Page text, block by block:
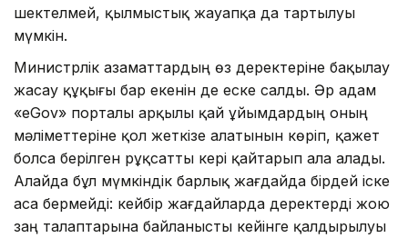
шектелмей, қылмыстық жауапқа да тартылуы
мүмкін.
Министрлік азаматтардың өз деректеріне бақылау
жасау құқығы бар екенін де еске салды. Әр адам
«eGov» порталы арқылы қай ұйымдардың оның
мәліметтеріне қол жеткізе алатынын көріп, қажет
болса берілген рұқсатты кері қайтарып ала алады.
Алайда бұл мүмкіндік барлық жағдайда бірдей іске
аса бермейді: кейбір жағдайларда деректерді жою
заң талаптарына байланысты кейінге қалдырылуы